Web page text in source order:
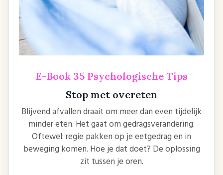
E-Book 35 Psychologische Tips
Stop met overeten
Blijvend afvallen draait om meer dan even tijdelijk
minder eten. Het gaat om gedragsverandering.
Oftewel: regie pakken op je eetgedrag en in
beweging komen. Hoe je dat doet? De oplossing
zit tussen je oren.